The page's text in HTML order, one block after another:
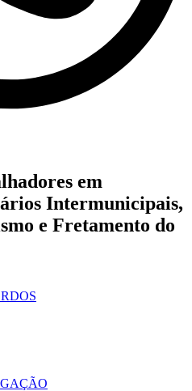
em
Intermunicipais,
e Fretamento do